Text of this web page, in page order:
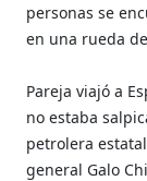
personas se
en una rueda
Pareja viajó a
no estaba
petrolera
general Galo